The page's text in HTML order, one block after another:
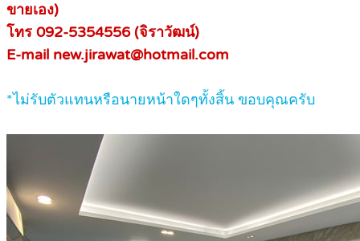
ขายเอง)
โทร 092-5354556 (จิราวัฒน์)
E-mail new.jirawat@hotmail.com
*ไม่รับตัวแทนหรือนายหน้าใดๆทั้งสิ้น ขอบคุณครับ